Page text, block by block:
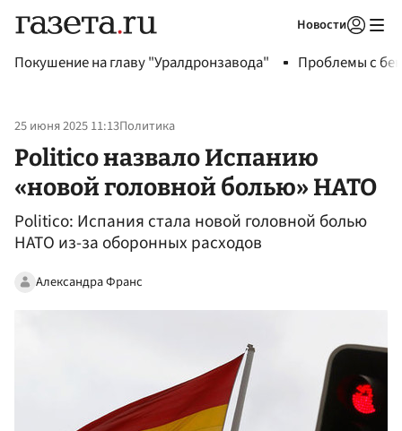
Новости
Покушение на главу "Уралдронзавода" Проблемы с
25 июня 2025 11:13Политика
Politico назвало Испанию
«новой головной болью» НАТО
Politico: Испания стала новой головной болью
НАТО из-за оборонных расходов
Александра Франс